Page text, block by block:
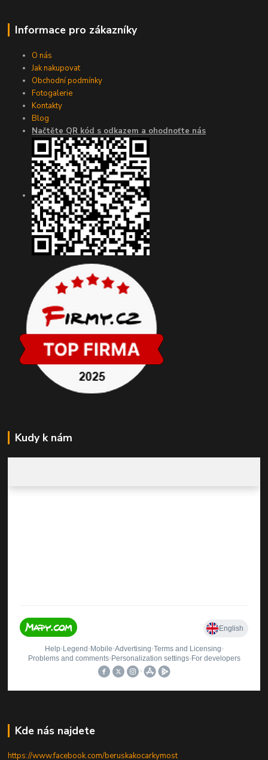
Informace pro zákazníky
O nás
Jak nakupovat
Obchodní podmínky
Fotogalerie
Kontakty
Blog
Načtěte QR kód s odkazem a ohodnoťte nás
Kudy k nám
Kde nás najdete
https://www.facebook.com/beruskakocarkymost